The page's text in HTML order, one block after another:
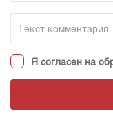
Я согласен на